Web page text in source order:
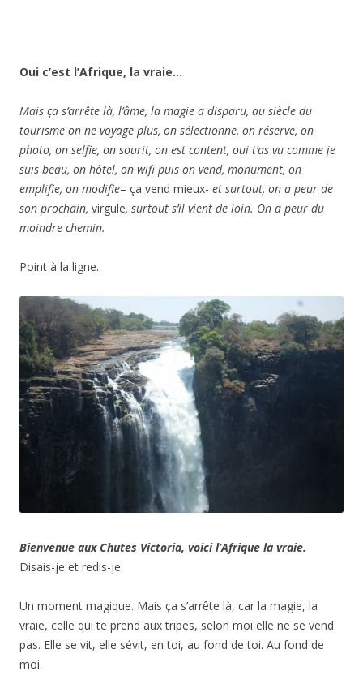
Oui c’est l’Afrique, la vraie…
Mais ça s’arrête là, l’âme, la magie a disparu, au siècle du
tourisme on ne voyage plus, on sélectionne, on réserve, on
photo, on selfie, on sourit, on est content, oui t’as vu comme je
suis beau, on hôtel, on wifi puis on vend, monument, on
emplifie, on modifie– ça vend mieux- et surtout, on a peur de
son prochain, virgule, surtout s’il vient de loin. On a peur du
moindre chemin.
Point à la ligne.
Bienvenue aux Chutes Victoria, voici l’Afrique la vraie.
Disais-je et redis-je.
Un moment magique. Mais ça s’arrête là, car la magie, la
vraie, celle qui te prend aux tripes, selon moi elle ne se vend
pas. Elle se vit, elle sévit, en toi, au fond de toi. Au fond de
moi.